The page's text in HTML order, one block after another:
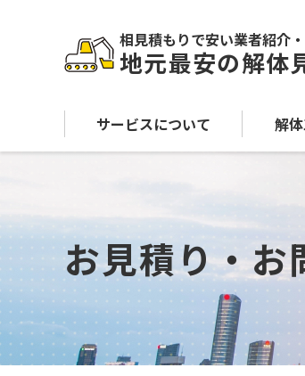
相見積もりで安い業者紹介
地元最安の解体
サービスについて 解
お見積り・お